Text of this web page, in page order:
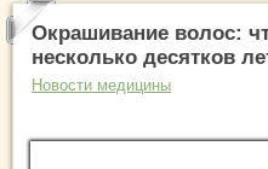
Окрашивание волос:
несколько десятков
Новости медицины